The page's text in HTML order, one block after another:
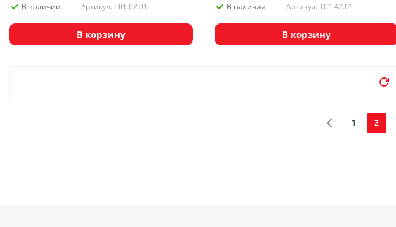
В наличии Артикул: T01.02.01
В корзину
В наличии Артикул: T01.42.01
В корзину
1 2